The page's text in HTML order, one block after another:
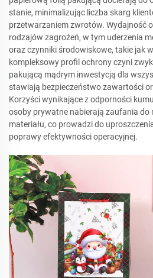
stanie, minimalizując liczba skarg
przetwarzaniem zwrotów. Wydajność
rodzajów zagrożeń, w tym uderzenia
oraz czynniki środowiskowe, takie jak
kompleksowy profil ochrony czyni
pakującą mądrym inwestycją dla
stawiają bezpieczeństwo zawartości
Korzyści wynikające z odporności
osoby prywatne nabierają zaufania do
materiału, co prowadzi do
poprawy efektywności operacyjnej.